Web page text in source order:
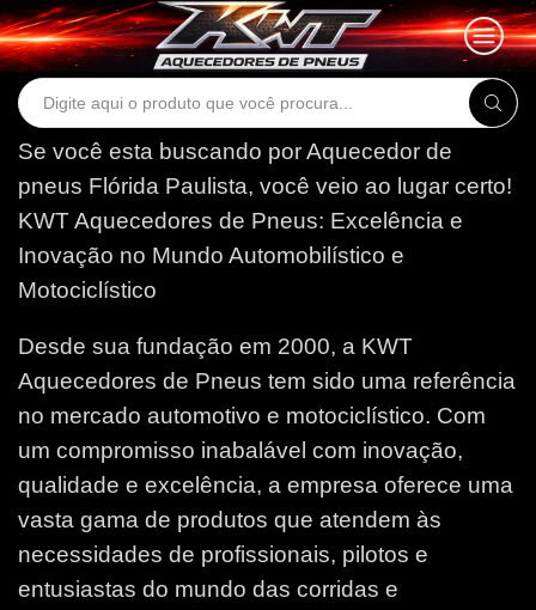
Search
Se você esta buscando por Aquecedor de
pneus Flórida Paulista, você veio ao lugar certo!
KWT Aquecedores de Pneus: Excelência e
Inovação no Mundo Automobilístico e
Motociclístico
Desde sua fundação em 2000, a KWT
Aquecedores de Pneus tem sido uma referência
no mercado automotivo e motociclístico. Com
um compromisso inabalável com inovação,
qualidade e excelência, a empresa oferece uma
vasta gama de produtos que atendem às
necessidades de profissionais, pilotos e
entusiastas do mundo das corridas e